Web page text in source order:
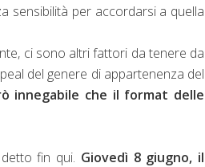
sensibilità per accordarsi a quella
ci sono altri fattori da tenere da
del genere di appartenenza del
innegabile che il format delle
fin qui. Giovedì 8 giugno, il